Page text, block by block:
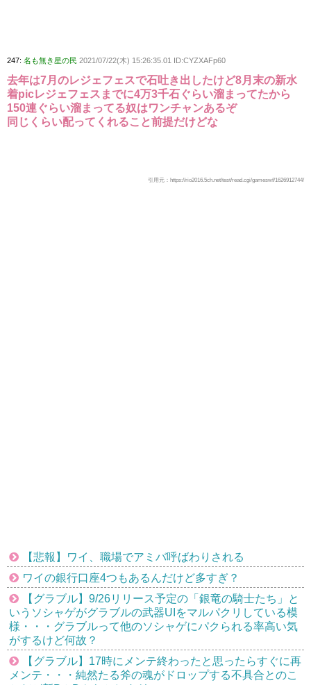
247: 名も無き星の民 2021/07/22(木) 15:26:35.01 ID:CYZXAFp60
去年は7月のレジェフェスで石吐き出したけど8月末の新水
着picレジェフェスまでに4万3千石ぐらい溜まってたから
150連ぐらい溜まってる奴はワンチャンあるぞ
同じくらい配ってくれること前提だけどな
引用元：https://rio2016.5ch.net/test/read.cgi/gameswf/1626912744/
【悲報】ワイ、職場でアミバ呼ばわりされる
ワイの銀行口座4つもあるんだけど多すぎ？
【グラブル】9/26リリース予定の「銀竜の騎士たち」と
いうソシャゲがグラブルの武器UIをマルパクリしている模
様・・・グラブルって他のソシャゲにパクられる率高い気
がするけど何故？
【グラブル】17時にメンテ終わったと思ったらすぐに再
メンテ・・・純然たる斧の魂がドロップする不具合とのこ